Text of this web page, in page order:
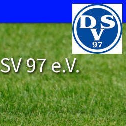
97 e.V.